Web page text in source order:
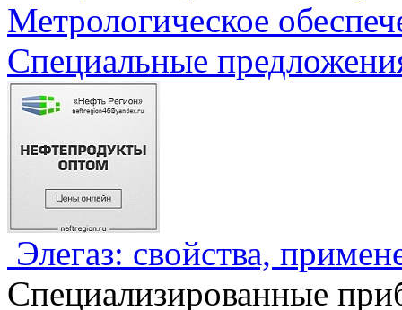
Метрологическое
Специальные
Элегаз: свойства,
Специализированные